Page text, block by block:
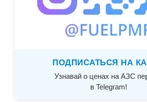
ПОДПИСАТЬСЯ НА
Узнавай о ценах на АЗС
в Telegram!